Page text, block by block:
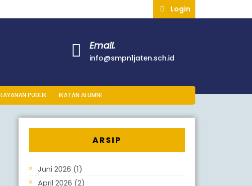
Login
Email.
info@smpn1jaten.sch.id
LAYANAN PUBLIK IKATAN ALUMNI
ARSIP
Juni 2026 (1)
April 2026 (2)